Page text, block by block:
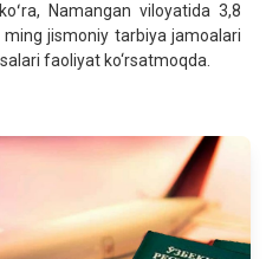
Namangan viloyatida 3,8
jismoniy tarbiya jamoalari
faoliyat ko‘rsatmoqda.